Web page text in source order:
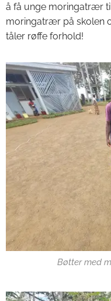
å få unge moringatrær
moringatrær på skolen
tåler røffe forhold!
Bøtter med